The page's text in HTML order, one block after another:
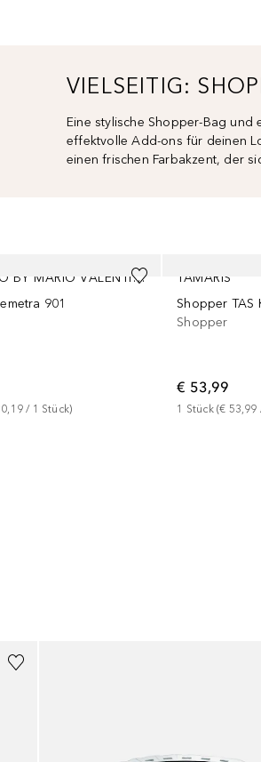
VIELSEITIG:
Eine stylische Shopper-Bag und
effektvolle Add-ons für deinen
einen frischen Farbakzent, der
VALENTINO BY MARIO VALENTINO
901
/ 1 Stück)
TAMARIS
Shopper TAS
Shopper
€ 53,99
1 Stück (€ 53,99